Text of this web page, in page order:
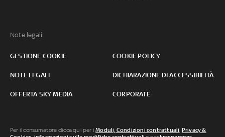
Note legali:
GESTIONE COOKIE COOKIE POLICY
NOTE LEGALI DICHIARAZIONE DI ACCESSIBILITÀ
OFFERTA SKY MEDIA CORPORATE
Per il consumatore clicca qui per iModuli, Condizioni contrattuali Privacy &